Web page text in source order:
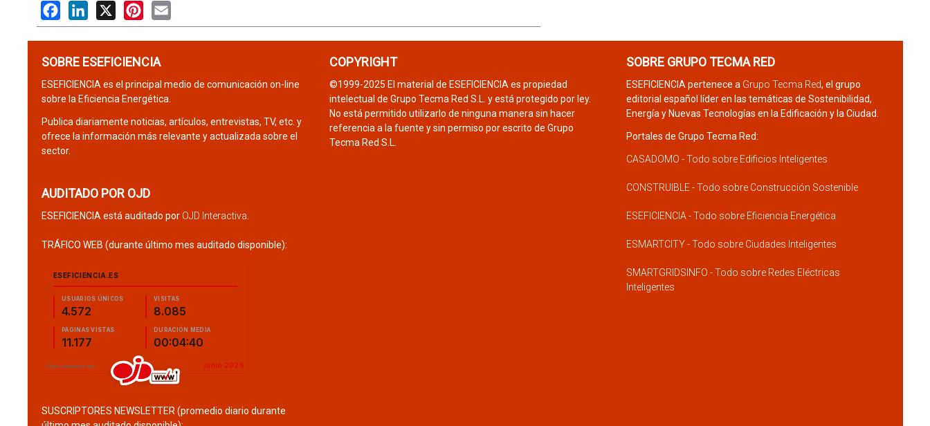
FacebookLinkedIn
X PinterestEmail
SOBRE ESEFICIENCIA
ESEFICIENCIA es el principal medio de comunicación on-line
sobre la Eficiencia Energética.
Publica diariamente noticias, artículos, entrevistas, TV, etc. y
ofrece la información más relevante y actualizada sobre el
sector.
AUDITADO POR OJD
ESEFICIENCIA está auditado por OJD Interactiva
TRÁFICO WEB (durante último mes auditado disponible):
SUSCRIPTORES NEWSLETTER (promedio diario durante
COPYRIGHT
©1999-2025 El material de ESEFICIENCIA es propiedad
intelectual de Grupo Tecma Red S.L. y está protegido por ley.
No está permitido utilizarlo de ninguna manera sin hacer
referencia a la fuente y sin permiso por escrito de Grupo
Tecma Red S.L.
SOBRE GRUPO TECMA RED
ESEFICIENCIA pertenece a Grupo Tecma Red, el grupo
editorial español líder en las temáticas de Sostenibilidad,
Energía y Nuevas Tecnologías en la Edificación y la Ciudad.
Portales de Grupo Tecma Red:
CASADOMO - Todo sobre Edificios Inteligentes
CONSTRUIBLE - Todo sobre Construcción Sostenible
ESEFICIENCIA - Todo sobre Eficiencia Energética
ESMARTCITY - Todo sobre Ciudades Inteligentes
SMARTGRIDSINFO - Todo sobre Redes Eléctricas
Inteligentes